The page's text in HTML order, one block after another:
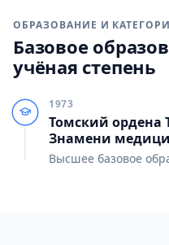
ОБРАЗОВАНИЕ И
Базовое
учёная степень
1973
Томский ордена
Знамени
Высшее базовое